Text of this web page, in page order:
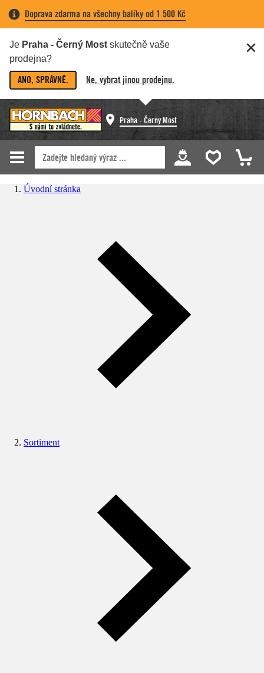
Doprava zdarma na všechny balíky od 1 500 Kč
Je Praha - Černý Most skutečně vaše
prodejna?
ANO, SPRÁVNĚ. Ne, vybrat jinou prodejnu.
Praha - Černý Most
Úvodní stránka
Sortiment